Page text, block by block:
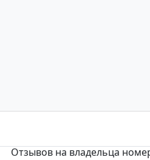
Отзывов на владельца